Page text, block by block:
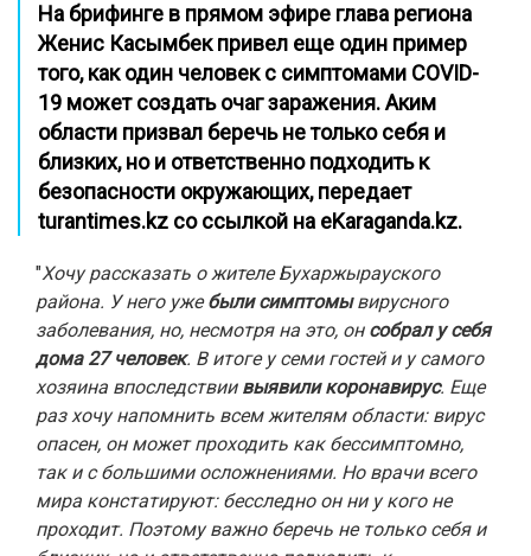
На брифинге в прямом эфире глава региона
Женис Касымбек привел еще один пример
того, как один человек с симптомами COVID-
19 может создать очаг заражения. Аким
области призвал беречь не только себя и
близких, но и ответственно подходить к
безопасности окружающих, передает
turantimes.kz со ссылкой на eKaraganda.kz.
"Хочу рассказать о жителе Бухаржырауского
района. У него ужебыли симптомывирусного
заболевания, но, несмотря на это, он собрал у себя
дома 27 человек. В итоге у семи гостей и у самого
хозяина впоследствии выявили коронавирус. Еще
раз хочу напомнить всем жителям области: вирус
опасен, он может проходить как бессимптомно,
так и с большими осложнениями. Но врачи всего
мира констатируют: бесследно он ни у кого не
проходит. Поэтому важно беречь не только себя и